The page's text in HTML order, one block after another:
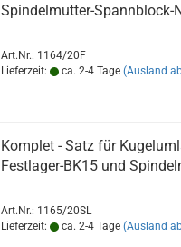
Spindelmutter-Spannblock-
Art.Nr.: 1164/20F
Lieferzeit:
ca. 2-4 Tage (Ausland
Komplet - Satz für
Festlager-BK15 und
Art.Nr.: 1165/20SL
Lieferzeit:
ca. 2-4 Tage (Ausland